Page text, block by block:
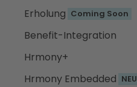
Erholung Coming Soon
Benefit-Integration
Hrmony+
Hrmony Embedded NEU